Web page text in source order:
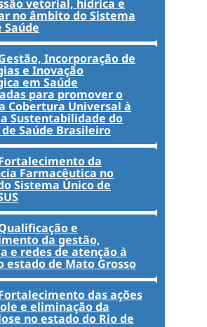
vetorial, hídrica e
no âmbito do Sistema
Saúde
Incorporação de
e Inovação
em Saúde
para promover o
Cobertura Universal à
Sustentabilidade do
Saúde Brasileiro
Fortalecimento da
Farmacêutica no
Sistema Único de
e
da gestão,
e redes de atenção à
estado de Mato Grosso
Fortalecimento das ações
e eliminação da
no estado do Rio de